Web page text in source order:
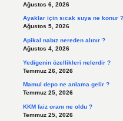
Ağustos 6, 2026
Ayaklar için sıcak suya ne konur ?
Ağustos 5, 2026
Apikal nabız nereden alınır ?
Ağustos 4, 2026
Yedigenin özellikleri nelerdir ?
Temmuz 26, 2026
Mamul depo ne anlama gelir ?
Temmuz 25, 2026
KKM faiz oranı ne oldu ?
Temmuz 25, 2026